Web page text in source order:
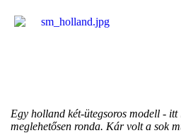
Egy holland két-ütegsoros modell -
meglehetősen ronda. Kár volt a sok